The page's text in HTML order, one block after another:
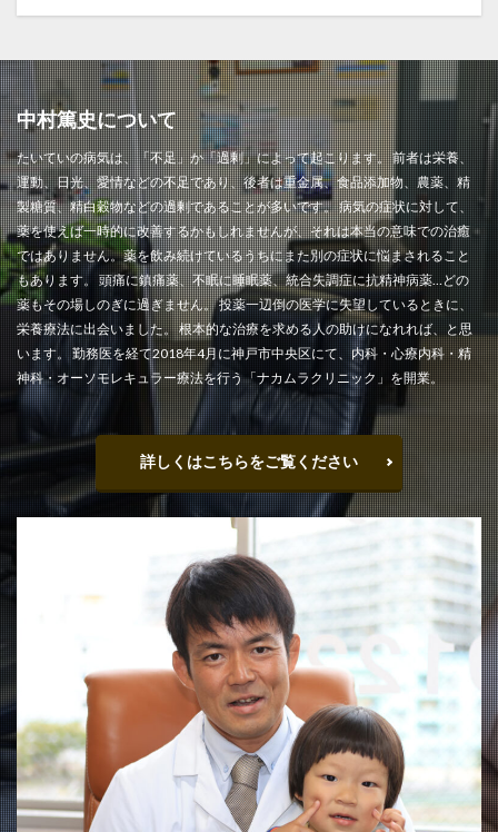
中村篤史について
たいていの病気は、「不足」か「過剰」によって起こります。 前者は栄養、
運動、日光、愛情などの不足であり、後者は重金属、食品添加物、農薬、精
製糖質、精白穀物などの過剰であることが多いです。 病気の症状に対して、
薬を使えば一時的に改善するかもしれませんが、それは本当の意味での治癒
ではありません。薬を飲み続けているうちにまた別の症状に悩まされること
もあります。 頭痛に鎮痛薬、不眠に睡眠薬、統合失調症に抗精神病薬…どの
薬もその場しのぎに過ぎません。 投薬一辺倒の医学に失望しているときに、
栄養療法に出会いました。 根本的な治療を求める人の助けになれれば、と思
います。 勤務医を経て2018年4月に神戸市中央区にて、内科・心療内科・精
神科・オーソモレキュラー療法を行う「ナカムラクリニック」を開業。
詳しくはこちらをご覧ください